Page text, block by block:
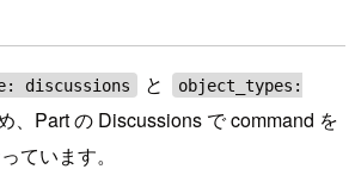
discussions と
object_types:
、Part の Discussions で command を
ています。